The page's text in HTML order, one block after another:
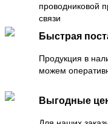
проводниковой
связи
Быстрая
Продукция в
можем
Выгодные